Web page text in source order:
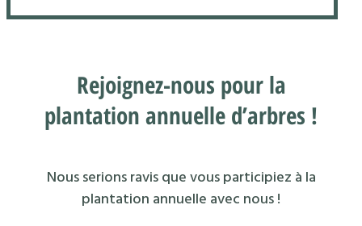
Rejoignez-nous pour la
plantation annuelle d’arbres !
Nous serions ravis que vous participiez à la
plantation annuelle avec nous !